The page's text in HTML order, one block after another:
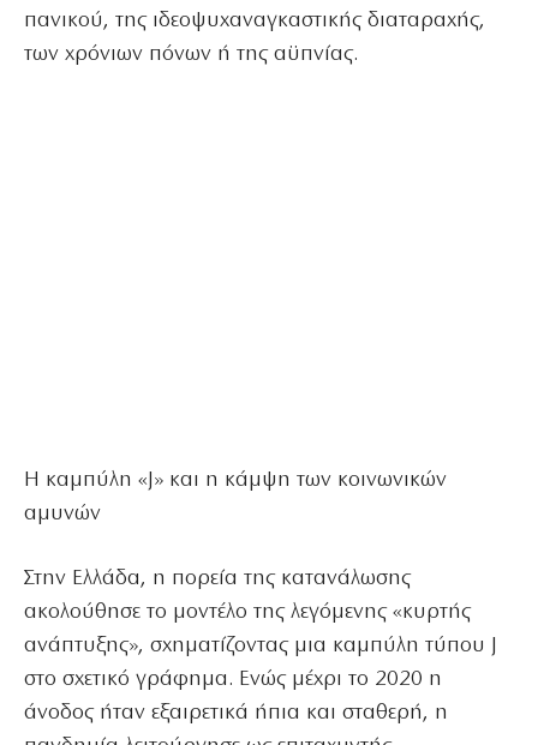
πανικού, της ιδεοψυχαναγκαστικής διαταραχής,
των χρόνιων πόνων ή της αϋπνίας.
Η καμπύλη «J» και η κάμψη των κοινωνικών
αμυνών
Στην Ελλάδα, η πορεία της κατανάλωσης
ακολούθησε το μοντέλο της λεγόμενης «κυρτής
ανάπτυξης», σχηματίζοντας μια καμπύλη τύπου J
στο σχετικό γράφημα. Ενώς μέχρι το 2020 η
άνοδος ήταν εξαιρετικά ήπια και σταθερή, η